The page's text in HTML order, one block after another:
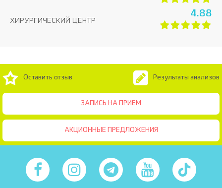
ХИРУРГИЧЕСКИЙ ЦЕНТР
4.88
ЗАПИСЬ НА ПРИЕМ
Оставить отзыв Результаты анализов
АКЦИОННЫЕ ПРЕДЛОЖЕНИЯ